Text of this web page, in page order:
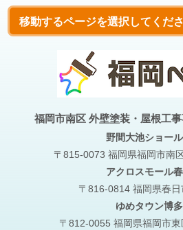
福岡市南区 外壁塗装・屋根工
野間大池ショー
〒815-0073 福岡県福岡市南
アクロスモール
〒816-0814 福岡県春
ゆめタウン博
〒812-0055 福岡県福岡市